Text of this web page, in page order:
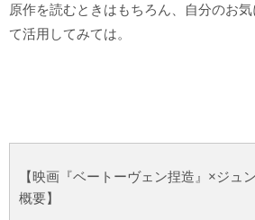
原作を読むときはもちろん、自分のお
て活用してみては。
【映画『ベートーヴェン捏造』×ジュ
概要】